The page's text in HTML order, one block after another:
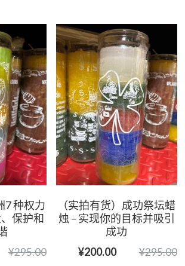
7 种权力
保护和
¥295.00
（实拍有货）成功祭坛蜡
烛 – 实现你的目标并吸引
成功
¥200.00
¥295.00